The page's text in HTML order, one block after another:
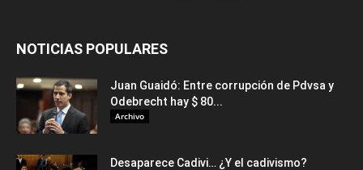
NOTICIAS POPULARES
Juan Guaidó: Entre corrupción de Pdvsa y
Odebrecht hay $ 80...
Archivo
Desaparece Cadivi… ¿Y el cadivismo?